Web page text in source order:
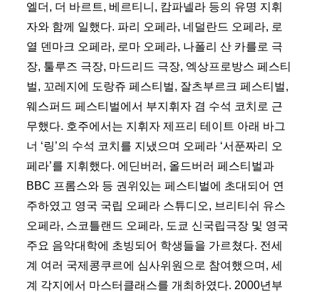
엘더, 더 바르트, 베르티니, 캄파넬라 등의 유명 지휘
자와 함께 일했다. 파리 오페라, 네덜란드 오페라, 로
열 덴마크 오페라, 로마 오페라, 나폴리 산 카를로 극
장, 툴루즈 극장, 마드리드 극장, 엑상프로방스 페스티
벌, 꼬레지에 도랑쥬 페스티벌, 잘츠부르크 페스티벌,
웨스퍼드 페스티벌에서 부지휘자 겸 수석 코치로 근
무했다. 호주에서는 지휘자 제프리 테이트 아래 바그
너 ‘링’의 수석 코치를 지냈으며 오페라 ‘서푼짜리 오
페라’를 지휘했다. 에딘버러, 올드버러 페스티벌과
BBC 프롬스와 등 권위있는 페스티벌에 초대되어 연
주하였고 영국 국립 오페라 스튜디오, 브리티쉬 유스
오페라, 스코틀랜드 오페라, 도쿄 신국립극장 및 영국
주요 음악대학에 초빙되어 학생들을 가르쳤다. 전세
계 여러 국제콩쿠르에 심사위원으로 참여했으며, 세
계 각지에서 마스터클래스를 개최하였다. 2000년부